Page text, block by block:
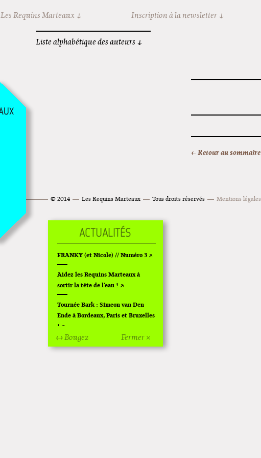
Les Requins Marteaux Inscription à la newsletter
Liste alphabétique des auteurs
← Retour au sommaire
© 2014 Les Requins Marteaux Tous droits réservés Mentions légales
Fermer ×
↔ Bougez
FRANKY (et Nicole) // Numéro 3
Aidez les Requins Marteaux à
sortir la tête de l'eau !
Tournée Bark : Simeon van Den
Ende à Bordeaux, Paris et Bruxelles
!
Off Of Off d'Angoulême 2024